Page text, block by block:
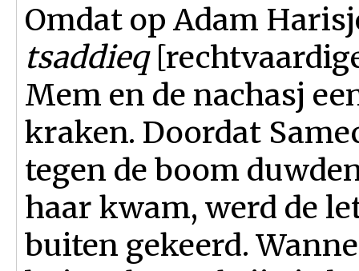
Omdat op Adam
tsaddieq
Mem en de nachasj
kraken. Doordat
tegen de boom
haar kwam, werd de
buiten gekeerd.